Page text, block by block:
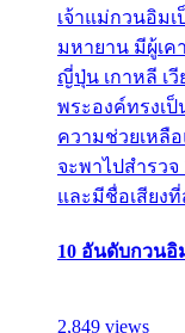
เจ้าแม่กวนอิม
มหายาน มีผู้เค
ญี่ปุ่น เกาหลี เ
พระองค์ทรงเ
ความช่วยเหลื
จะพาไปสำรว
และมีชื่อเสียง
10 อันดับกวน
2,849 views